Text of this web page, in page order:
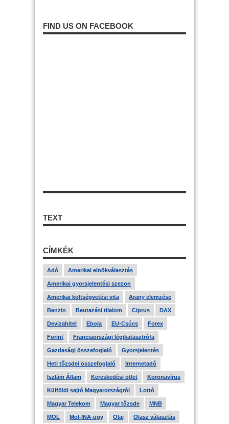
FIND US ON FACEBOOK
TEXT
CÍMKÉK
Adó Amerikai elnökválasztás
Amerikai gyorsjelentési szezon
Amerikai költségvetési vita Arany elemzése
Benzin Beutazási tilalom Ciprus DAX
Devizahitel Ebola EU-Csúcs Forex
Forint Franciaországi légikatasztrófa
Gazdasági összefoglaló Gyorsjelentés
Heti tőzsdei összefoglaló Internetadó
Iszlám Állam Kereskedési ötlet Koronavírus
Külföldi sajtó Magyarországról Lottó
Magyar Telekom Magyar tőzsde MNB
MOL Mol-INA-ügy Olaj Olasz választás